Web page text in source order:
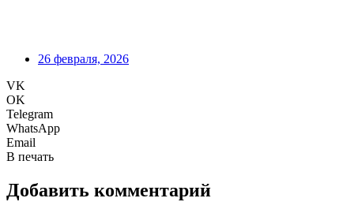
26 февраля, 2026
VK
OK
Telegram
WhatsApp
Email
В печать
Добавить комментарий